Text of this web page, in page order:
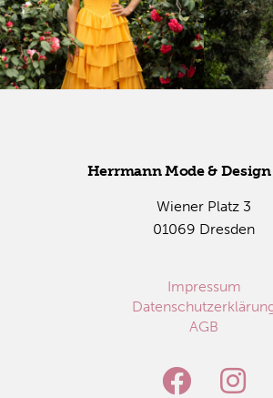
Herr­mann Mode &
Wie­ner Platz 3
01069 Dres­den
Impressum
AGB